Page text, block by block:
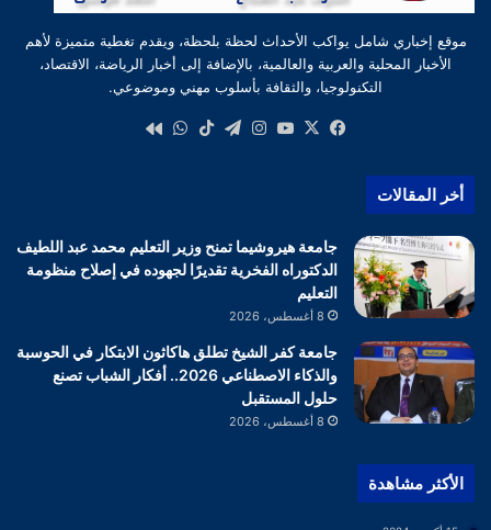
موقع إخباري شامل يواكب الأحداث لحظة بلحظة، ويقدم تغطية متميزة لأهم
الأخبار المحلية والعربية والعالمية، بالإضافة إلى أخبار الرياضة، الاقتصاد،
التكنولوجيا، والثقافة بأسلوب مهني وموضوعي.
فيسبوك
‫X
‫YouTube
انستقرام
تيلقرام‫TikTokواتساب
أخر المقالات
جامعة هيروشيما تمنح وزير التعليم محمد عبد اللطيف
الدكتوراه الفخرية تقديرًا لجهوده في إصلاح منظومة
التعليم
8 أغسطس، 2026
جامعة كفر الشيخ تطلق هاكاثون الابتكار في الحوسبة
والذكاء الاصطناعي 2026.. أفكار الشباب تصنع
حلول المستقبل
8 أغسطس، 2026
الأكثر مشاهدة